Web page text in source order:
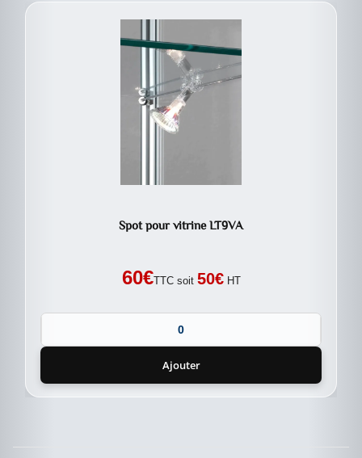
Spot pour vitrine LT9VA
60€TTC soit 50€HT
Ajouter